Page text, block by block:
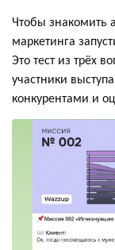
Чтобы знакомить
маркетинга
Это тест из трёх
участники
конкурентами и